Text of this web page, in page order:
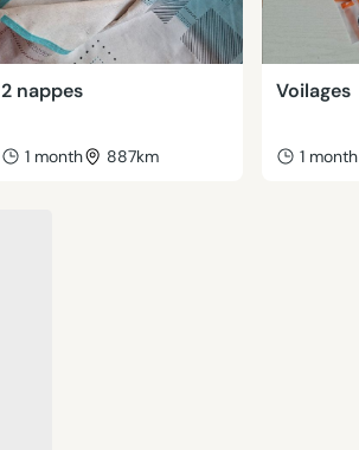
2 nappes
1 month 887km
Voilages
1 month